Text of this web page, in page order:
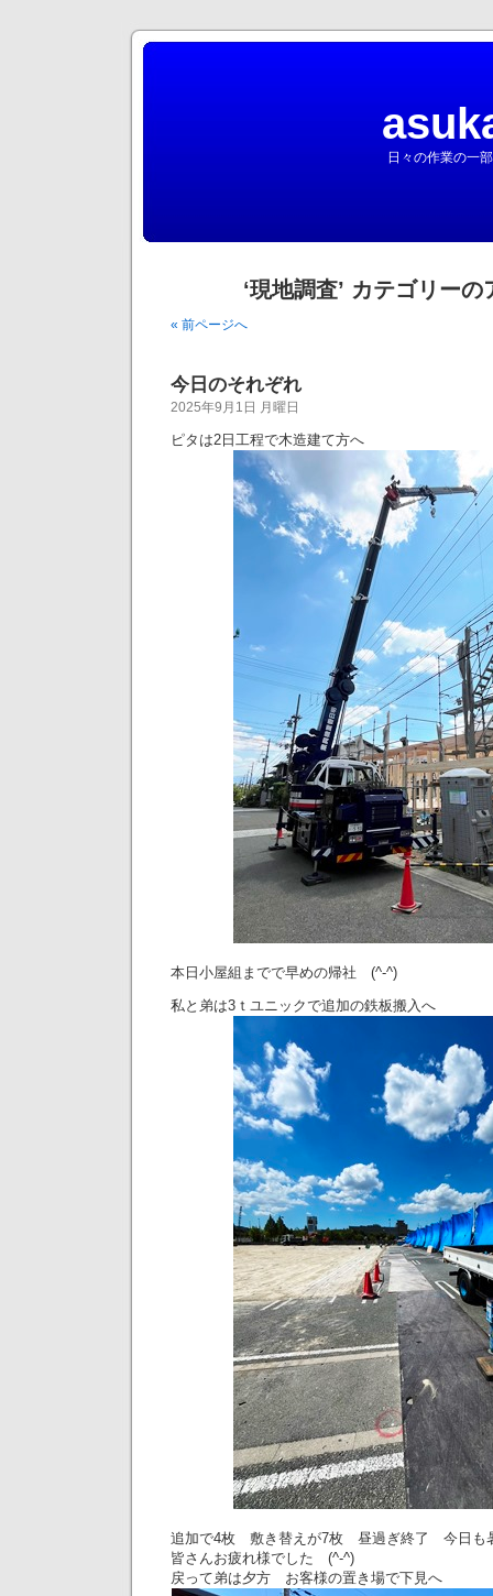
日々の作業の一
‘現地調査’ カテゴリー
« 前ページへ
今日のそれぞれ
2025年9月1日 月曜日
ピタは2日工程で木造建て方へ
本日小屋組までで早めの帰社 (^-^)
私と弟は3ｔユニックで追加の鉄板搬入へ
追加で4枚 敷き替えが7枚 昼過ぎ終了 今日も
皆さんお疲れ様でした (^-^)
戻って弟は夕方 お客様の置き場で下見へ